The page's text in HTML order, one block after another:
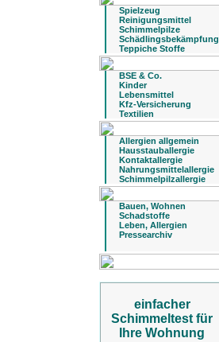
Spielzeug
Reinigungsmittel
Schimmelpilze
Schädlingsbekämpfung
Teppiche Stoffe
BSE & Co.
Kinder
Lebensmittel
Kfz-Versicherung
Textilien
Allergien allgemein
Hausstauballergie
Kontaktallergie
Nahrungsmittelallergie
Schimmelpilzallergie
Bauen, Wohnen
Schadstoffe
Leben, Allergien
Pressearchiv
einfacher
Schimmeltest für
Ihre Wohnung